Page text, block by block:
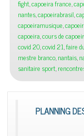
fight,capoeira france,
nantes,capoeirabrasil,
capoeiramusique,
capoeira,cours de
covid 20,covid 21,faire
mestre branco,nantais,
sanitaire sport,
PLANNING